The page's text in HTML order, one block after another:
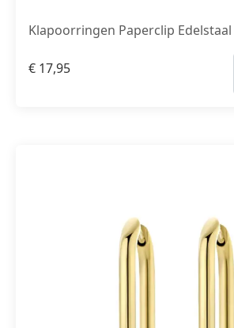
Klapoorringen Paperclip Edelstaal
€ 17,95